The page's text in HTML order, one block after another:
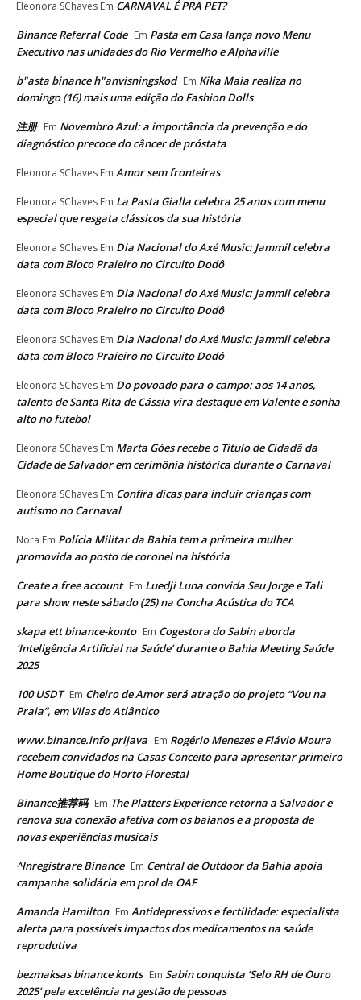
Eleonora SChaves Em CARNAVAL É PRA PET?
Binance Referral Code Em Pasta em Casa lança novo Menu
Executivo nas unidades do Rio Vermelho e Alphaville
b"asta binance h"anvisningskod Em Kika Maia realiza no
domingo (16) mais uma edição do Fashion Dolls
注册 Em Novembro Azul: a importância da prevenção e do
diagnóstico precoce do câncer de próstata
Eleonora SChaves Em Amor sem fronteiras
Eleonora SChaves Em La Pasta Gialla celebra 25 anos com menu
especial que resgata clássicos da sua história
Eleonora SChaves Em Dia Nacional do Axé Music: Jammil celebra
data com Bloco Praieiro no Circuito Dodô
Eleonora SChaves Em Dia Nacional do Axé Music: Jammil celebra
data com Bloco Praieiro no Circuito Dodô
Eleonora SChaves Em Dia Nacional do Axé Music: Jammil celebra
data com Bloco Praieiro no Circuito Dodô
Eleonora SChaves Em Do povoado para o campo: aos 14 anos,
talento de Santa Rita de Cássia vira destaque em Valente e sonha
alto no futebol
Eleonora SChaves Em Marta Góes recebe o Título de Cidadã da
Cidade de Salvador em cerimônia histórica durante o Carnaval
Eleonora SChaves Em Confira dicas para incluir crianças com
autismo no Carnaval
Nora Em Polícia Militar da Bahia tem a primeira mulher
promovida ao posto de coronel na história
Create a free account Em Luedji Luna convida Seu Jorge e Tali
para show neste sábado (25) na Concha Acústica do TCA
skapa ett binance-konto Em Cogestora do Sabin aborda
‘Inteligência Artificial na Saúde’ durante o Bahia Meeting Saúde
2025
100 USDT Em Cheiro de Amor será atração do projeto “Vou na
Praia”, em Vilas do Atlântico
www.binance.info prijava Em Rogério Menezes e Flávio Moura
recebem convidados na Casas Conceito para apresentar primeiro
Home Boutique do Horto Florestal
Binance推荐码 Em The Platters Experience retorna a Salvador e
renova sua conexão afetiva com os baianos e a proposta de
novas experiências musicais
^Inregistrare Binance Em Central de Outdoor da Bahia apoia
campanha solidária em prol da OAF
Amanda Hamilton Em Antidepressivos e fertilidade: especialista
alerta para possíveis impactos dos medicamentos na saúde
reprodutiva
bezmaksas binance konts Em Sabin conquista ‘Selo RH de Ouro
2025’ pela excelência na gestão de pessoas